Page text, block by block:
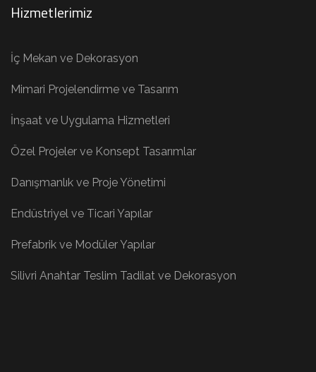
Hizmetlerimiz
İç Mekan ve Dekorasyon
Mimari Projelendirme ve Tasarım
İnşaat ve Uygulama Hizmetleri
Özel Projeler ve Konsept Tasarımlar
Danışmanlık ve Proje Yönetimi
Endüstriyel ve Ticari Yapılar
Prefabrik ve Modüler Yapılar
Silivri Anahtar Teslim Tadilat ve Dekorasyon